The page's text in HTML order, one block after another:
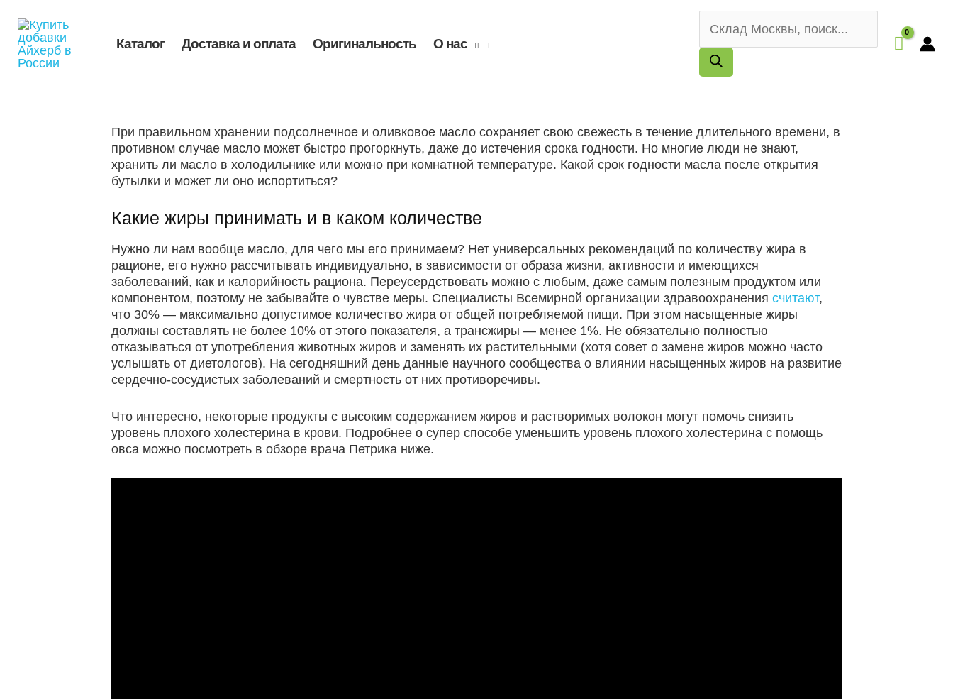
содержимому
Каталог Доставка и оплата Оригинальность О нас
При правильном хранении подсолнечное и оливковое масло сохраняет свою свежесть в течение длительного времени, в
противном случае масло может быстро прогоркнуть, даже до истечения срока годности. Но многие люди не знают,
хранить ли масло в холодильнике или можно при комнатной температуре. Какой срок годности масла после открытия
бутылки и может ли оно испортиться?
Какие жиры принимать и в каком количестве
Нужно ли нам вообще масло, для чего мы его принимаем? Нет универсальных рекомендаций по количеству жира в
рационе, его нужно рассчитывать индивидуально, в зависимости от образа жизни, активности и имеющихся
заболеваний, как и калорийность рациона. Переусердствовать можно с любым, даже самым полезным продуктом или
компонентом, поэтому не забывайте о чувстве меры. Специалисты Всемирной организации здравоохранения считают,
что 30% — максимально допустимое количество жира от общей потребляемой пищи. При этом насыщенные жиры
должны составлять не более 10% от этого показателя, а трансжиры — менее 1%. Не обязательно полностью
отказываться от употребления животных жиров и заменять их растительными (хотя совет о замене жиров можно часто
услышать от диетологов). На сегодняшний день данные научного сообщества о влиянии насыщенных жиров на развитие
сердечно-сосудистых заболеваний и смертность от них противоречивы.
Что интересно, некоторые продукты с высоким содержанием жиров и растворимых волокон могут помочь снизить
уровень плохого холестерина в крови. Подробнее о супер способе уменьшить уровень плохого холестерина с помощь
овса можно посмотреть в обзоре врача Петрика ниже.